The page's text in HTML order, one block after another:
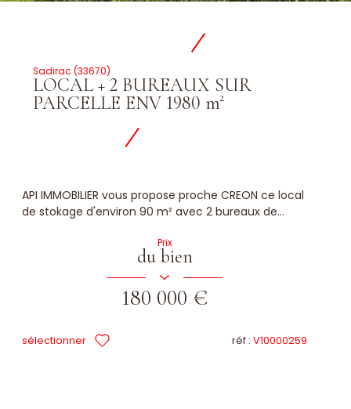
Sadirac (33670)
LOCAL + 2 BUREAUX SUR
PARCELLE ENV 1980 m²
API IMMOBILIER vous propose proche CREON ce local
de stokage d'environ 90 m² avec 2 bureaux de...
Prix
du bien
180 000 €
sélectionner réf : V10000259